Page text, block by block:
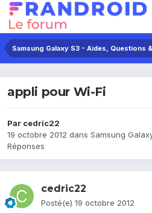
Samsung Galaxy S3 - Aides, Questions
appli pour Wi-Fi
Par cedric22
19 octobre 2012 dans Samsung
Réponses
cedric22
Posté(e) 19 octobre 2012